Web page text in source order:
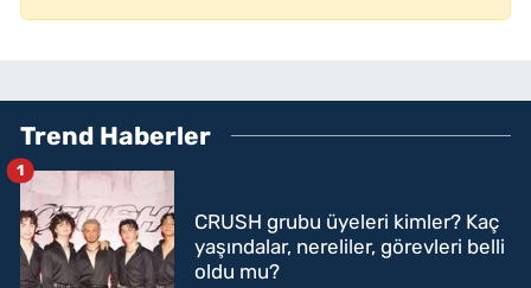
Trend Haberler
CRUSH grubu üyeleri kimler? Kaç
yaşındalar, nereliler, görevleri belli
oldu mu?
1